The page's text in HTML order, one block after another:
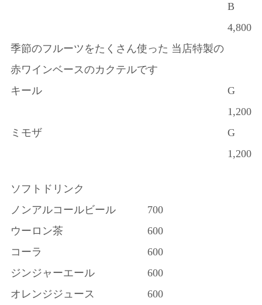
B
4,800
季節のフルーツをたくさん使った 当店特製の
赤ワインベースのカクテルです
キール
G
1,200
ミモザ
G
1,200
ソフトドリンク
ノンアルコールビール
700
ウーロン茶
600
コーラ
600
ジンジャーエール
600
オレンジジュース
600